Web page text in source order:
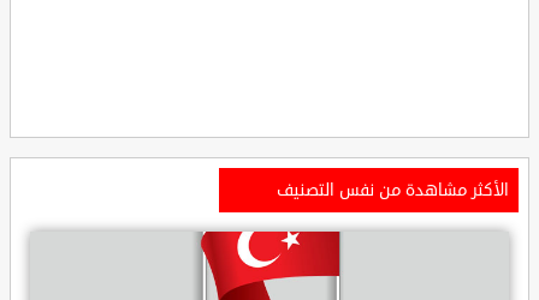
الأكثر مشاهدة من نفس التصنيف